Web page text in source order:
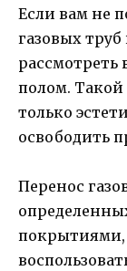
Если вам не
газовых
рассмотреть
полом. Такой
только
освободить
Перенос
покрытиями,